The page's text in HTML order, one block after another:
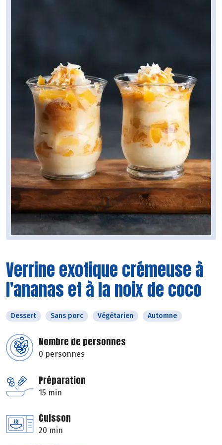
Verrine exotique crémeuse à
l'ananas et à la noix de coco
Dessert Sans porc Végétarien Automne
Nombre de personnes
0 personnes
Préparation
15 min
Cuisson
20 min